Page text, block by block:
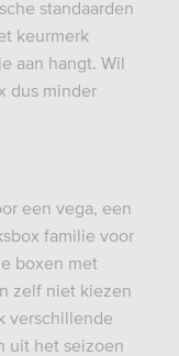
standaarden
keurmerk
aan hangt. Wil
dus minder
een vega, een
familie voor
boxen met
zelf niet kiezen
verschillende
uit het seizoen